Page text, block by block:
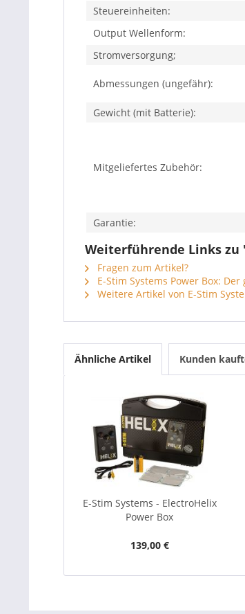
Steuereinheiten:
Output Wellenform:
Stromversorgung;
Abmessungen (ungefähr):
Gewicht (mit Batterie):
Mitgeliefertes Zubehör:
Garantie:
Weiterführende Links zu
Fragen zum Artikel?
E-Stim Systems Power Box:
Weitere Artikel von E-Stim
Ähnliche Artikel Kunden
E-Stim Systems - ElectroHelix
Power Box
139,00 €